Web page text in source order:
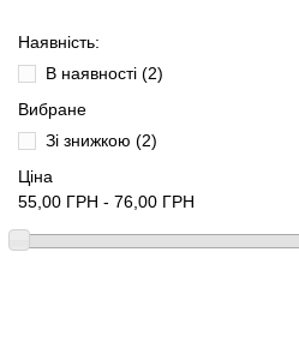
Наявність:
В наявності (2)
Вибране
Зі знижкою (2)
Ціна
55,00 ГРН - 76,00 ГРН